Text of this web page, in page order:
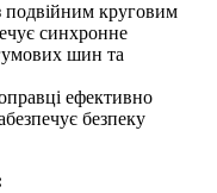
подвійним круговим
синхронне
шин та
ефективно
безпеку